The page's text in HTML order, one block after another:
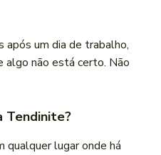
um dia de trabalho,
algo não está certo. Não
Tendinite?
qualquer lugar onde há